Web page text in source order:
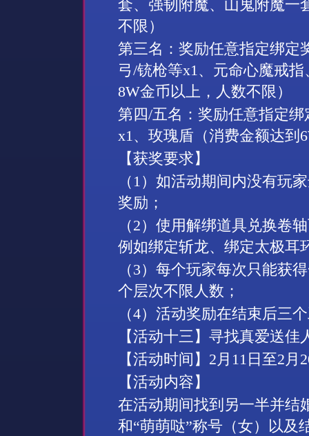
套、强韧附魔、山鬼附魔一
不限）
第三名：奖励任意指定绑定
弓/铳枪等x1、元命心魔戒
8W金币以上，人数不限）
第四/五名：奖励任意指定
x1、玫瑰盾（消费金额达到
【获奖要求】
（ 1）如活动期间内没有玩
奖励；
（2）使用解绑道具兑换卷
例如绑定斩龙、绑定太极耳
（3）每个玩家每次只能获
个层次不限人数；
（4）活动奖励在结束后三
【活动十三】寻找真爱送佳
【活动时间】 2 月 11日 至2 月
【活动内容】
在活动期间找到另一半并结
和“萌萌哒”称号（女）以及